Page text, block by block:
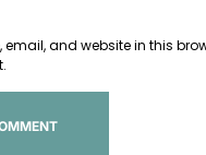
and website in this